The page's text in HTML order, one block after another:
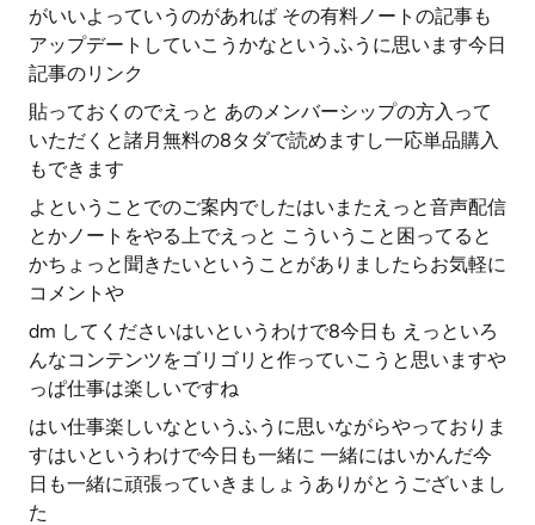
がいいよっていうのがあれば その有料ノートの記事も
アップデートしていこうかなというふうに思います今日
記事のリンク
貼っておくのでえっと あのメンバーシップの方入って
いただくと諸月無料の8タダで読めますし一応単品購入
もできます
よということでのご案内でしたはいまたえっと音声配信
とかノートをやる上でえっと こういうこと困ってると
かちょっと聞きたいということがありましたらお気軽に
コメントや
dm してくださいはいというわけで8今日も えっといろ
んなコンテンツをゴリゴリと作っていこうと思いますや
っぱ仕事は楽しいですね
はい仕事楽しいなというふうに思いながらやっておりま
すはいというわけで今日も一緒に 一緒にはいかんだ今
日も一緒に頑張っていきましょうありがとうございまし
た